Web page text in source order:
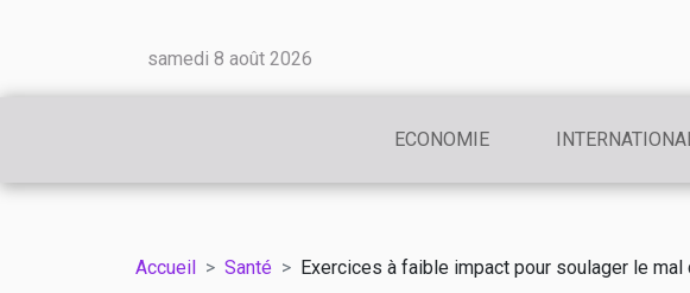
samedi 8 août 2026
ECONOMIE
Accueil Santé Exercices à faible impact pour soulager le